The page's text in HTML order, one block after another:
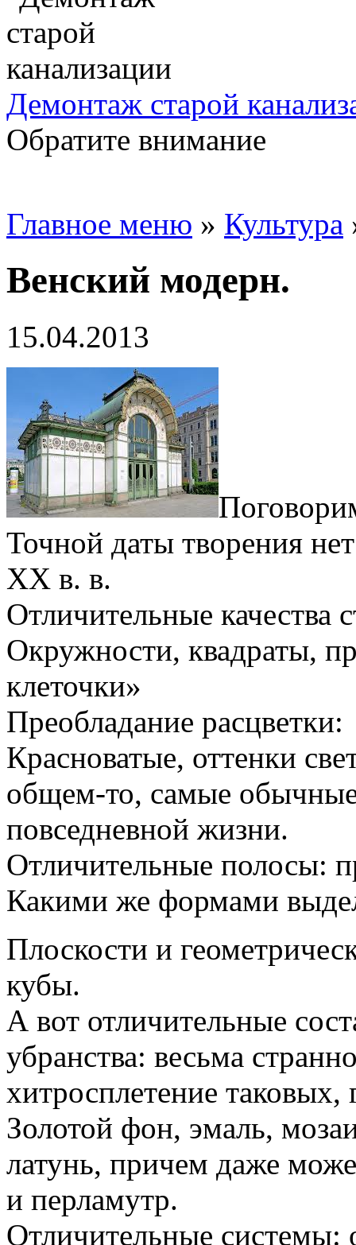
Демонтаж старой
Обратите внимание
Главное меню » Культура
Венский модерн.
15.04.2013
Точной даты творения
XX в. в.
Отличительные качества
Окружности, квадраты,
клеточки»
Преобладание расцветки:
Красноватые, оттенки
общем-то, самые
повседневной жизни.
Отличительные полосы:
Какими же формами
Плоскости и
кубы.
А вот отличительные
убранства: весьма
хитросплетение таковых,
Золотой фон, эмаль,
латунь, причем даже
и перламутр.
Отличительные системы: